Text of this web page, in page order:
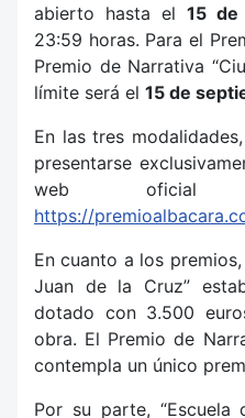
abierto hasta el 15 de
23:59 horas. Para el
Premio de Narrativa
límite será el 15 de
En las tres
presentarse
web oficial
https://
En cuanto a los
Juan de la Cruz”
dotado con 3.500
obra. El Premio de
contempla un único
Por su parte, “Escuela